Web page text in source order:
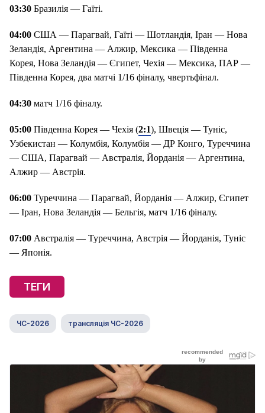
03:30 Бразилія — Гаїті.
04:00 США — Парагвай, Гаїті — Шотландія, Іран — Нова
Зеландія, Аргентина — Алжир, Мексика — Південна
Корея, Нова Зеландія — Єгипет, Чехія — Мексика, ПАР —
Південна Корея, два матчі 1/16 фіналу, чвертьфінал.
04:30 матч 1/16 фіналу.
05:00 Південна Корея — Чехія (2:1), Швеція — Туніс,
Узбекистан — Колумбія, Колумбія — ДР Конго, Туреччина
— США, Парагвай — Австралія, Йорданія — Аргентина,
Алжир — Австрія.
06:00 Туреччина — Парагвай, Йорданія — Алжир, Єгипет
— Іран, Нова Зеландія — Бельгія, матч 1/16 фіналу.
07:00 Австралія — Туреччина, Австрія — Йорданія, Туніс
— Японія.
ТЕГИ
ЧС-2026 трансляція ЧС-2026